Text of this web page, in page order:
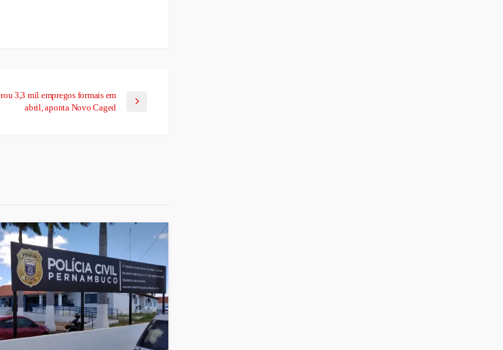
3,3 mil empregos formais em
abril, aponta Novo Caged